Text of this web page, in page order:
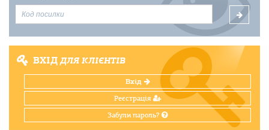
ВХІДДЛЯ КЛІЄНТІВ
Вхід
Реєстрація
Забули пароль?